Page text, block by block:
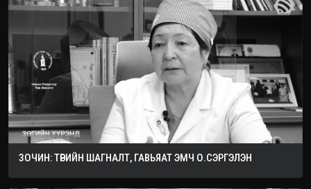
ЗОЧИН: ТӨРИЙН ШАГНАЛТ, ГАВЬЯАТ ЭМЧ О.СЭРГЭЛЭН